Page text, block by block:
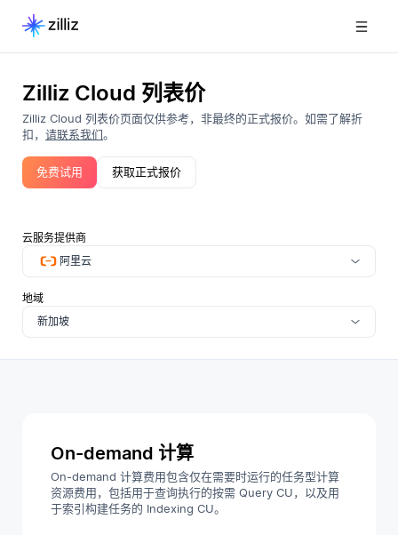
Zilliz Cloud 列表价
Zilliz Cloud 列表价页面仅供参考，非最终的正式报价。如需了解折
扣， 请联系我们。
免费试用 获取正式报价
云服务提供商
阿里云
地域
新加坡
On-demand 计算
On-demand 计算费用包含仅在需要时运行的任务型计算
资源费用，包括用于查询执行的按需 Query CU，以及用
于索引构建任务的 Indexing CU。